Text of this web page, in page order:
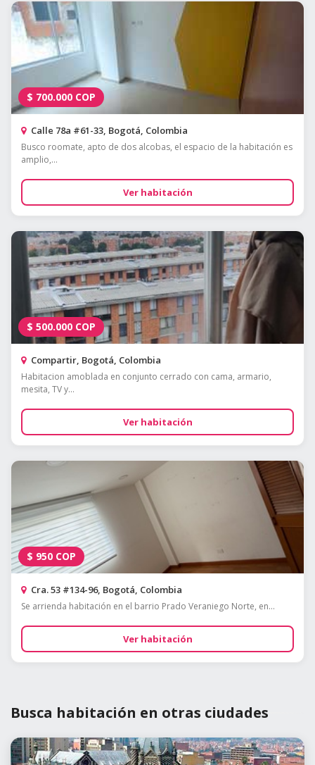
$ 700.000 COP
Calle 78a #61-33, Bogotá, Colombia
Busco roomate, apto de dos alcobas, el espacio de la habitación es
amplio,...
Ver habitación
$ 500.000 COP
Compartir, Bogotá, Colombia
Habitacion amoblada en conjunto cerrado con cama, armario,
mesita, TV y...
Ver habitación
$ 950 COP
Cra. 53 #134-96, Bogotá, Colombia
Se arrienda habitación en el barrio Prado Veraniego Norte, en...
Ver habitación
Busca habitación en otras ciudades